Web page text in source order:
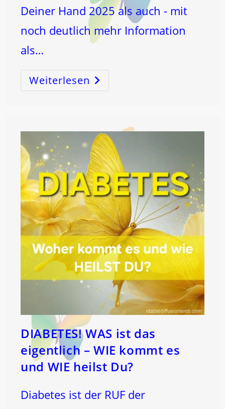
Deiner Hand 2025 als auch - mit
noch deutlich mehr Information
als…
Weiterlesen MILZ-
KREBSenergie
–
GENÄHRTsein-
Energie!
DIABETES! WAS ist das
eigentlich – WIE kommt es
und WIE heilst Du?
Diabetes ist der RUF der